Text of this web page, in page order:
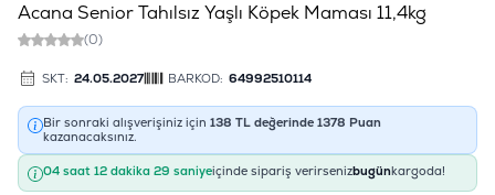
Acana Senior Tahılsız Yaşlı Köpek Maması 11,4kg
(0)
SKT: 24.05.2027 BARKOD: 64992510114
Bir sonraki alışverişiniz için 138 TL değerinde 1378 Puan
kazanacaksınız.
04 saat 12 dakika 29 saniyeiçinde sipariş verirsenizbugünkargoda!